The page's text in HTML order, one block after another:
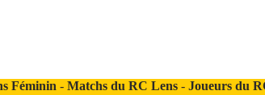
Féminin - Matchs du RC Lens- Joueurs du